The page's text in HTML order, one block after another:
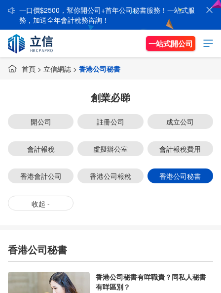
一口價$2500，幫你開公司+首年公司秘書服務！一站式服
務，加送全年會計稅務咨詢！
一站式開公司
首頁 > 立信網誌 > 香港公司秘書
創業必睇
開公司 註冊公司 成立公司
會計報稅 虛擬辦公室 會計報稅費用
香港會計公司 香港公司報稅 香港公司秘書
收起 -
香港公司秘書
香港公司秘書有咩職責？同私人秘書
有咩區別？